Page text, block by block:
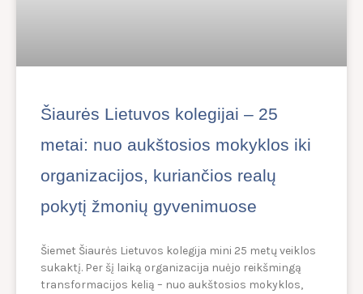
Šiaurės Lietuvos kolegijai – 25
metai: nuo aukštosios mokyklos iki
organizacijos, kuriančios realų
pokytį žmonių gyvenimuose
Šiemet Šiaurės Lietuvos kolegija mini 25 metų veiklos
sukaktį. Per šį laiką organizacija nuėjo reikšmingą
transformacijos kelią – nuo aukštosios mokyklos,